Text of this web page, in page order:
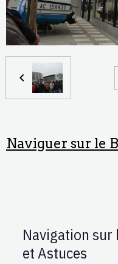
Naviguer sur le
Navigation sur
et Astuces